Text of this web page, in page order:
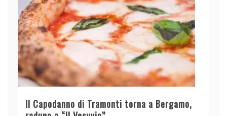
Il Capodanno di Tramonti torna a Bergamo,